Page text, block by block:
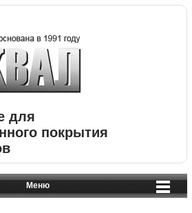
для
покрытия
Меню